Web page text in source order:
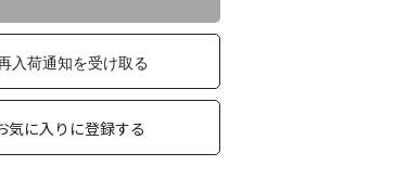
入荷通知を受け取る
気に入りに登録する